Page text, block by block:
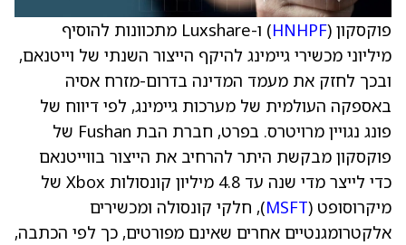
פוקסקון (HNHPF
) ו-Luxshare מתכוונות להוסיף
מיליוני מכשירי גיימינג להיקף הייצור השנתי של וייטנאם,
ובכך לחזק את מעמד המדינה בדרום-מזרח אסיה
באספקה העולמית של מערכות גיימינג, לפי דיווח של
פונג נגויין מרויטרס. בפרט, חברת הבת Fushan של
פוקסקון מבקשת היתר להרחיב את הייצור בווייטנאם
כדי לייצר מדי שנה עד 4.8 מיליון קונסולות Xbox של
מיקרוסופט (MSFT), חלקי קונסולה ומכשירים
אלקטרומגנטיים אחרים שאינם מפורטים, כך לפי הכתבה,